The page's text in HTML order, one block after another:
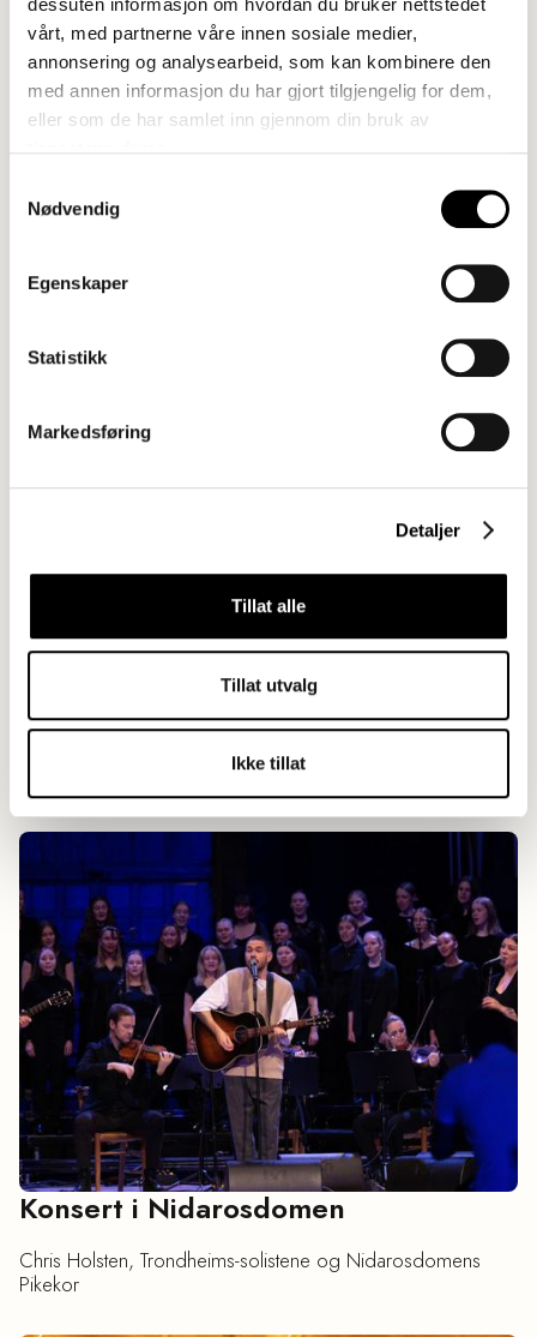
vårt, med partnerne våre innen sosiale medier,
annonsering og analysearbeid, som kan kombinere den
med annen informasjon du har gjort tilgjengelig for dem,
eller som de har samlet inn gjennom din bruk av
Nødvendig
Egenskaper
Statistikk
Markedsføring
Detaljer
Tillat alle
Tillat utvalg
Ikke tillat
Konsert i Nidarosdomen
Chris Holsten, Trondheims-solistene og Nidarosdomens
Pikekor